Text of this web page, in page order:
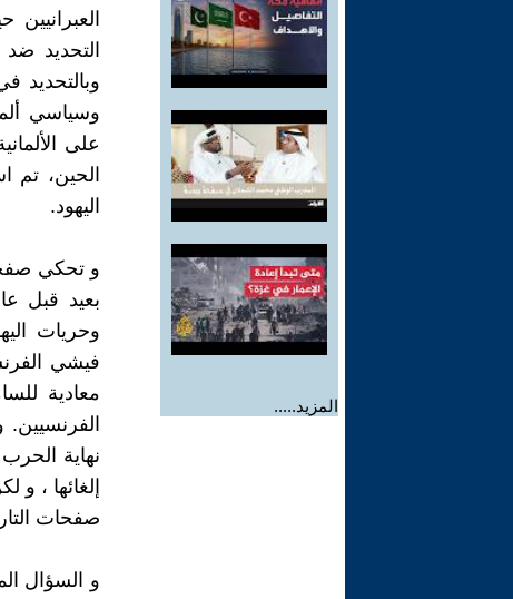
المزيد.....
التحديد
وبالتحديد
على
الحين،
اليهود.
و تحكي
وحريات
فيشي
نهاية
إلغائها ،
صفحات
و السؤال